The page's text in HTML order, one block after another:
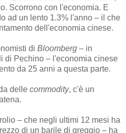
Scorrono con l'economia. E
ad un lento 1.3% l'anno – il che
dell'economia cinese.
di Bloomberg – in
di Pechino – l'economia cinese
da 25 anni a questa parte.
delle commodity, c'è un
– che negli ultimi 12 mesi ha
di un barile di greggio – ha